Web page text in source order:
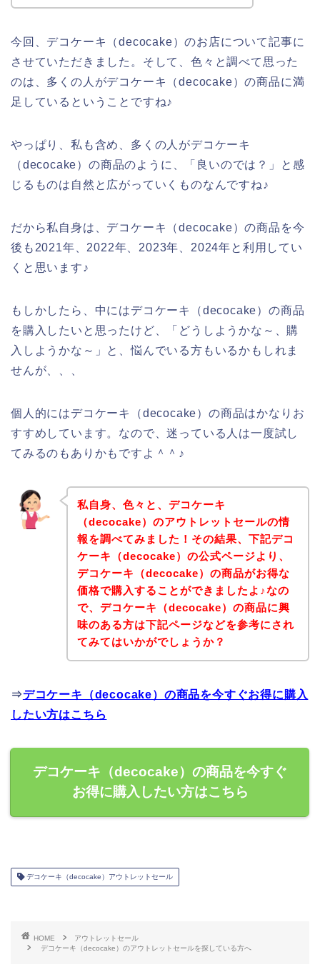
今回、デコケーキ（decocake）のお店について記事に
させていただきました。そして、色々と調べて思った
のは、多くの人がデコケーキ（decocake）の商品に満
足しているということですね♪
やっぱり、私も含め、多くの人がデコケーキ
（decocake）の商品のように、「良いのでは？」と感
じるものは自然と広がっていくものなんですね♪
だから私自身は、デコケーキ（decocake）の商品を今
後も2021年、2022年、2023年、2024年と利用してい
くと思います♪
もしかしたら、中にはデコケーキ（decocake）の商品
を購入したいと思ったけど、「どうしようかな～、購
入しようかな～」と、悩んでいる方もいるかもしれま
せんが、、、
個人的にはデコケーキ（decocake）の商品はかなりお
すすめしています。なので、迷っている人は一度試し
てみるのもありかもですよ＾＾♪
私自身、色々と、デコケーキ
（decocake）のアウトレットセールの情
報を調べてみました！その結果、下記デコ
ケーキ（decocake）の公式ページより、
デコケーキ（decocake）の商品がお得な
価格で購入することができましたよ♪なの
で、デコケーキ（decocake）の商品に興
味のある方は下記ページなどを参考にされ
てみてはいかがでしょうか？
⇒デコケーキ（decocake）の商品を今すぐお得に購入
したい方はこちら
デコケーキ（decocake）の商品を今すぐ
お得に購入したい方はこちら
デコケーキ（decocake）アウトレットセール
HOME
アウトレットセール
デコケーキ（decocake）のアウトレットセールを探している方へ